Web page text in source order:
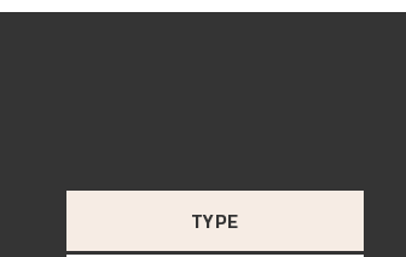
TYPE